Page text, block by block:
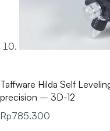
Taffware Hilda Self
precision – 3D-12
Rp785.300